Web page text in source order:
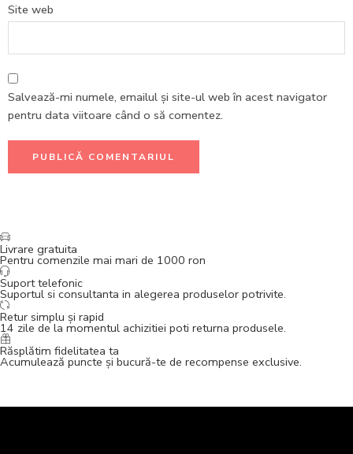
Site web
Salvează-mi numele, emailul și site-ul web în acest navigator
pentru data viitoare când o să comentez.
Livrare gratuita
Pentru comenzile mai mari de 1000 ron
Suport telefonic
Suportul si consultanta in alegerea produselor potrivite.
Retur simplu și rapid
14 zile de la momentul achizitiei poti returna produsele.
Răsplătim fidelitatea ta
Acumulează puncte și bucură-te de recompense exclusive.